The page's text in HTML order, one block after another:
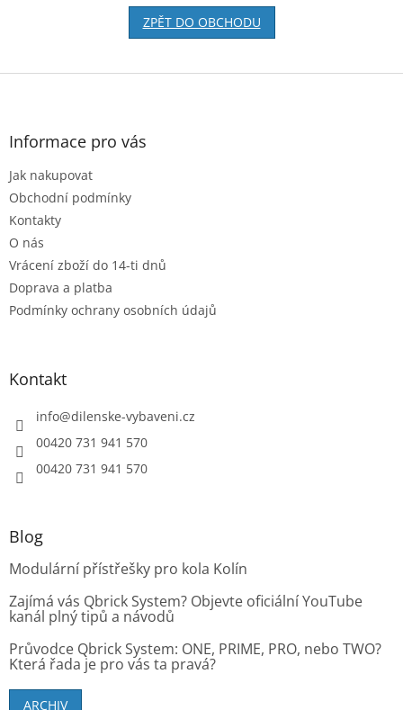
ZPĚT DO OBCHODU
Z
Informace pro vás
Jak nakupovat
Obchodní podmínky
Kontakty
O nás
Vrácení zboží do 14-ti dnů
Doprava a platba
Podmínky ochrany osobních údajů
Kontakt
info@dilenske-vybaveni.cz
00420 731 941 570
00420 731 941 570
Blog
Modulární přístřešky pro kola Kolín
Zajímá vás Qbrick System? Objevte oficiální YouTube
kanál plný tipů a návodů
Průvodce Qbrick System: ONE, PRIME, PRO, nebo TWO?
Která řada je pro vás ta pravá?
ARCHIV